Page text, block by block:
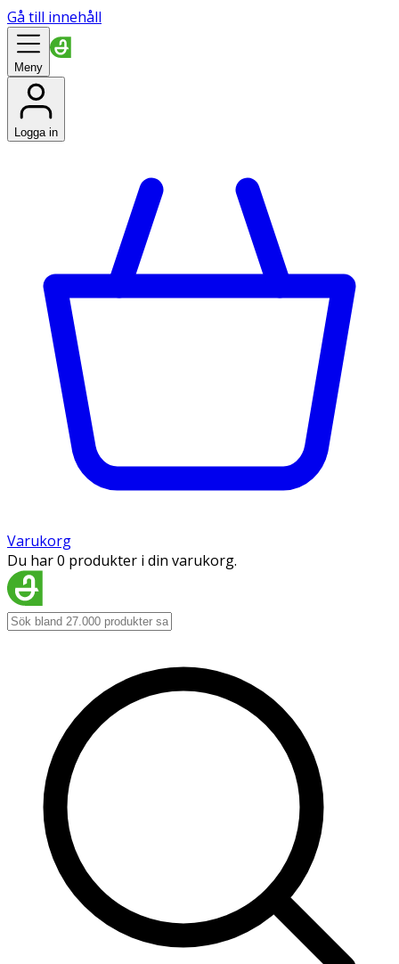
Gå till innehåll
Meny
Logga in
Varukorg
Du har 0 produkter i din varukorg.